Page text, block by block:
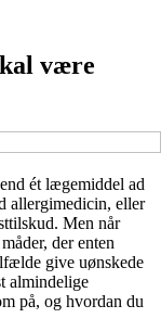
være
ét lægemiddel ad
allergimedicin, eller
Men når
der enten
give uønskede
almindelige
på, og hvordan du